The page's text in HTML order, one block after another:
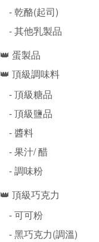
- 乾酪(起司)
- 其他乳製品
👑 蛋製品
👑 頂級調味料
- 頂級糖品
- 頂級鹽品
- 醬料
- 果汁/ 醋
- 調味粉
👑 頂級巧克力
- 可可粉
- 黑巧克力(調溫)